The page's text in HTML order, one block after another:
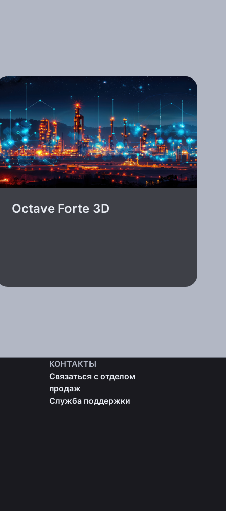
Octave Forte 3D
КОНТАКТЫ
Связаться с отделом
продаж
Служба поддержки